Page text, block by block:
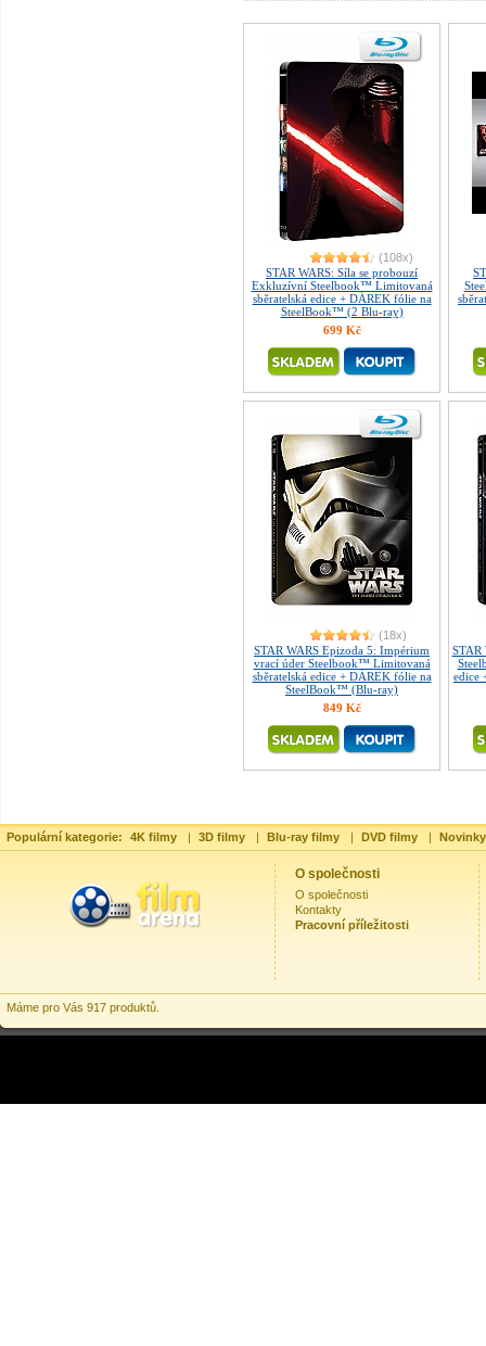
(108x)
STAR WARS: Síla se probouzí
Exkluzívní Steelbook™ Limitovaná
sběratelská edice + DÁREK fólie na
SteelBook™ (2 Blu-ray)
699 Kč
(18x)
STAR WARS Epizoda 5: Impérium
vrací úder Steelbook™ Limitovaná
sběratelská edice + DÁREK fólie na
SteelBook™ (Blu-ray)
849 Kč
STAR
edice
Populární kategorie: 4K filmy | 3D filmy | Blu-ray filmy | DVD filmy |
O společnosti
O společnosti
Kontakty
Pracovní příležitosti
Máme pro Vás 917 produktů.